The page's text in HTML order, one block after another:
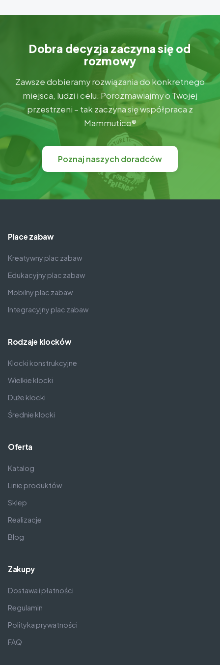
Dobra decyzja zaczyna się od
rozmowy
Zawsze dobieramy rozwiązania do konkretnego
miejsca, ludzi i celu. Porozmawiajmy o Twojej
przestrzeni – tak zaczyna się współpraca z
Mammutico®
Poznaj naszych doradców
Place zabaw
Kreatywny plac zabaw
Edukacyjny plac zabaw
Mobilny plac zabaw
Integracyjny plac zabaw
Rodzaje klocków
Klocki konstrukcyjne
Wielkie klocki
Duże klocki
Średnie klocki
Oferta
Katalog
Linie produktów
Sklep
Realizacje
Blog
Zakupy
Dostawa i płatności
Regulamin
Polityka prywatności
FAQ